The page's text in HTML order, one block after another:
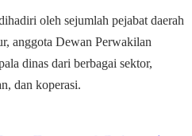
oleh sejumlah pejabat daerah
anggota Dewan Perwakilan
dinas dari berbagai sektor,
dan koperasi.